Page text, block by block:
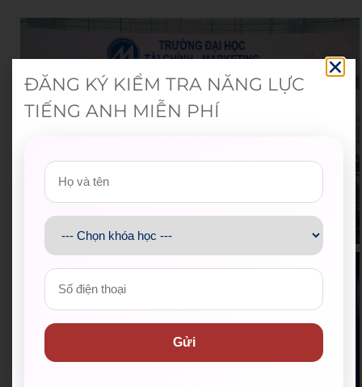
ĐĂNG KÝ KIỂM TRA NĂNG LỰC
TIẾNG ANH MIỄN PHÍ
Gửi